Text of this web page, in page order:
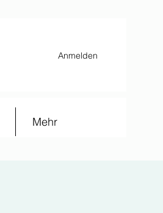
Anmelden
Mehr